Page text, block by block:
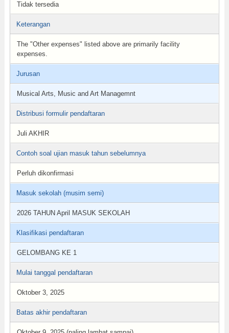
Tidak tersedia
Keterangan
The "Other expenses" listed above are primarily facility
expenses.
Jurusan
Musical Arts, Music and Art Managemnt
Distribusi formulir pendaftaran
Juli AKHIR
Contoh soal ujian masuk tahun sebelumnya
Perluh dikonfirmasi
Masuk sekolah (musim semi)
2026 TAHUN April MASUK SEKOLAH
Klasifikasi pendaftaran
GELOMBANG KE 1
Mulai tanggal pendaftaran
Oktober 3, 2025
Batas akhir pendaftaran